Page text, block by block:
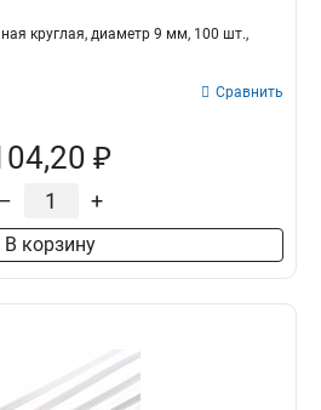
круглая, диаметр 9 мм, 100 шт.,
Сравнить
₽
– +
В корзину